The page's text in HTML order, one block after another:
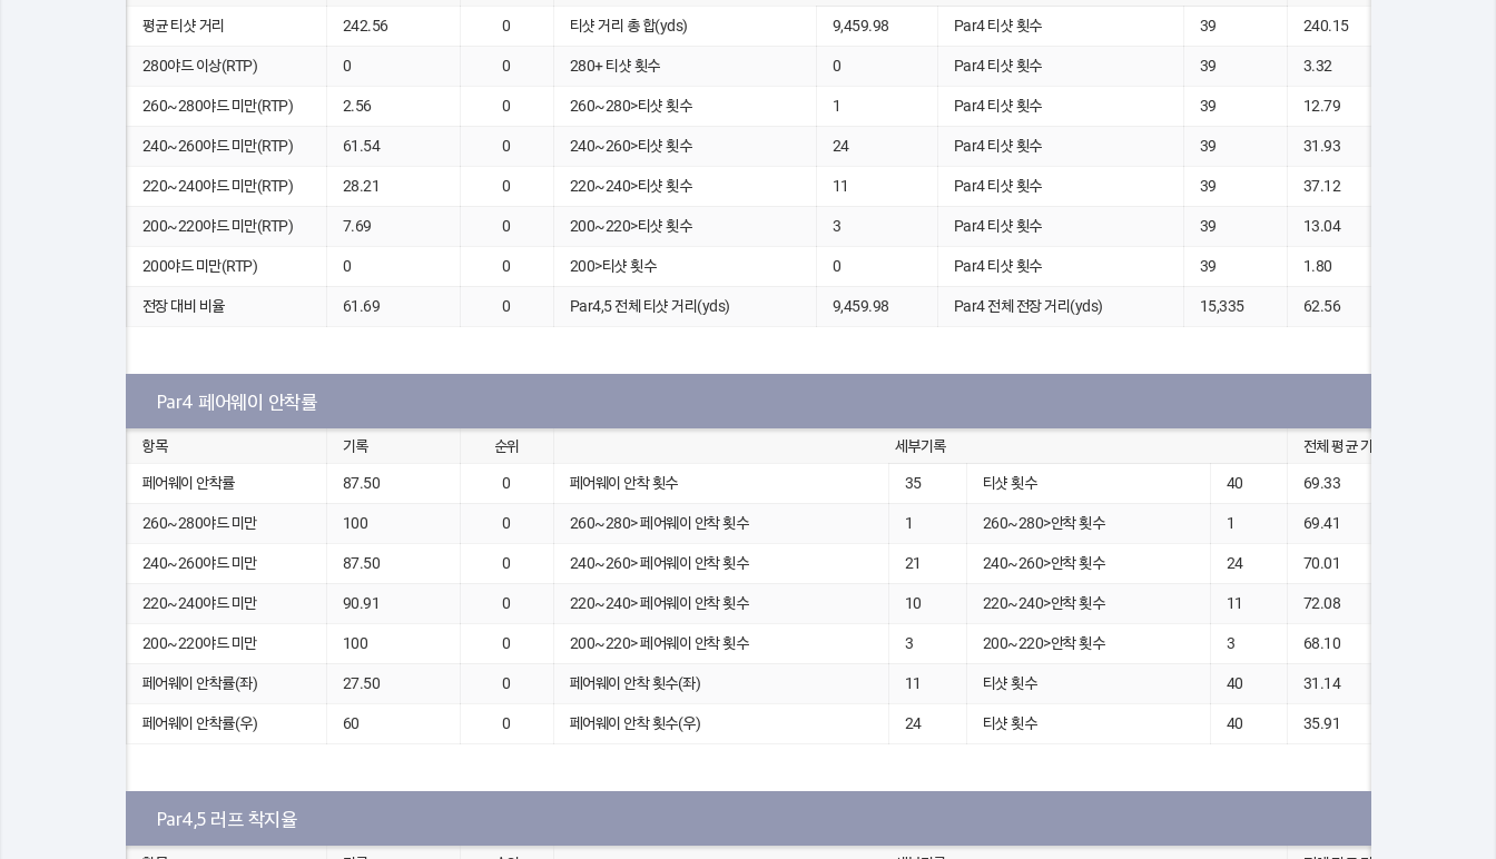
평균 티샷 거리 242.56 0 티샷 거리 총 합(yds) 9,459.98 Par4 티샷 횟수 39 240.15
280야드 이상(RTP) 0 0 280+ 티샷 횟수 0 Par4 티샷 횟수 39 3.32
260~280야드 미만(RTP) 2.56 0 260~280>티샷 횟수 1 Par4 티샷 횟수 39 12.79
240~260야드 미만(RTP) 61.54 0 240~260>티샷 횟수 24 Par4 티샷 횟수 39 31.93
220~240야드 미만(RTP) 28.21 0 220~240>티샷 횟수 11 Par4 티샷 횟수 39 37.12
200~220야드 미만(RTP) 7.69 0 200~220>티샷 횟수 3 Par4 티샷 횟수 39 13.04
200야드 미만(RTP) 0 0 200>티샷 횟수 0 Par4 티샷 횟수 39 1.80
전장 대비 비율 61.69 0 Par4,5 전체 티샷 거리(yds) 9,459.98 Par4 전체 전장 거리(yds) 15,335 62.56
Par4 페어웨이 안착률
항목 기록 순위 세부기록 전체 평균 기록
페어웨이 안착률 87.50 0 페어웨이 안착 횟수 35 티샷 횟수 40 69.33
260~280야드 미만 100 0 260~280> 페어웨이 안착 횟수 1 260~280>안착 횟수 1 69.41
240~260야드 미만 87.50 0 240~260> 페어웨이 안착 횟수 21 240~260>안착 횟수 24 70.01
220~240야드 미만 90.91 0 220~240> 페어웨이 안착 횟수 10 220~240>안착 횟수 11 72.08
200~220야드 미만 100 0 200~220> 페어웨이 안착 횟수 3 200~220>안착 횟수 3 68.10
페어웨이 안착률(좌) 27.50 0 페어웨이 안착 횟수(좌) 11 티샷 횟수 40 31.14
페어웨이 안착률(우) 60 0 페어웨이 안착 횟수(우) 24 티샷 횟수 40 35.91
Par4,5 러프 착지율